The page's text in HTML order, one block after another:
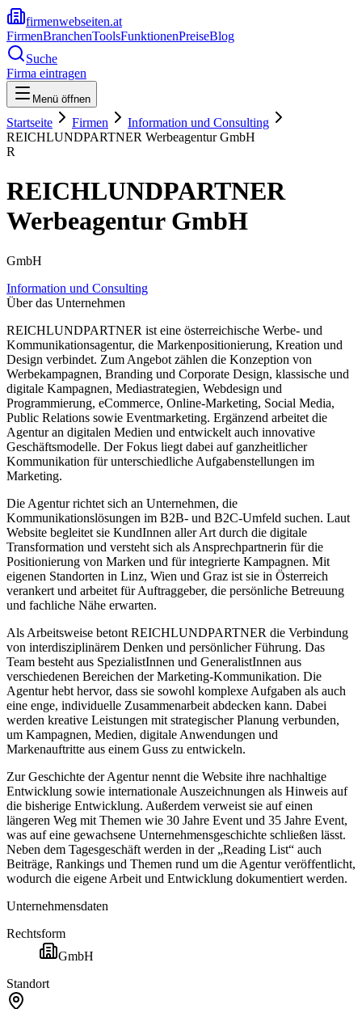
firmenwebseiten.at
FirmenBranchenToolsFunktionenPreiseBlog
Suche
Firma eintragen
Menü öffnen
Startseite Firmen
Information und Consulting
REICHLUNDPARTNER Werbeagentur GmbH
R
REICHLUNDPARTNER
Werbeagentur GmbH
GmbH
Information und Consulting
Über das Unternehmen
REICHLUNDPARTNER ist eine österreichische Werbe- und
Kommunikationsagentur, die Markenpositionierung, Kreation und
Design verbindet. Zum Angebot zählen die Konzeption von
Werbekampagnen, Branding und Corporate Design, klassische und
digitale Kampagnen, Mediastrategien, Webdesign und
Programmierung, eCommerce, Online-Marketing, Social Media,
Public Relations sowie Eventmarketing. Ergänzend arbeitet die
Agentur an digitalen Medien und entwickelt auch innovative
Geschäftsmodelle. Der Fokus liegt dabei auf ganzheitlicher
Kommunikation für unterschiedliche Aufgabenstellungen im
Marketing.
Die Agentur richtet sich an Unternehmen, die
Kommunikationslösungen im B2B- und B2C-Umfeld suchen. Laut
Website begleitet sie KundInnen aller Art durch die digitale
Transformation und versteht sich als Ansprechpartnerin für die
Positionierung von Marken und für integrierte Kampagnen. Mit
eigenen Standorten in Linz, Wien und Graz ist sie in Österreich
verankert und arbeitet für Auftraggeber, die persönliche Betreuung
und fachliche Nähe erwarten.
Als Arbeitsweise betont REICHLUNDPARTNER die Verbindung
von interdisziplinärem Denken und persönlicher Führung. Das
Team besteht aus SpezialistInnen und GeneralistInnen aus
verschiedenen Bereichen der Marketing-Kommunikation. Die
Agentur hebt hervor, dass sie sowohl komplexe Aufgaben als auch
eine enge, individuelle Zusammenarbeit abdecken kann. Dabei
werden kreative Leistungen mit strategischer Planung verbunden,
um Kampagnen, Medien, digitale Anwendungen und
Markenauftritte aus einem Guss zu entwickeln.
Zur Geschichte der Agentur nennt die Website ihre nachhaltige
Entwicklung sowie internationale Auszeichnungen als Hinweis auf
die bisherige Entwicklung. Außerdem verweist sie auf einen
längeren Weg mit Themen wie 30 Jahre Event und 35 Jahre Event,
was auf eine gewachsene Unternehmensgeschichte schließen lässt.
Neben dem Tagesgeschäft werden in der „Reading List“ auch
Beiträge, Rankings und Themen rund um die Agentur veröffentlicht,
wodurch die eigene Arbeit und Entwicklung dokumentiert werden.
Unternehmensdaten
Rechtsform
GmbH
Standort